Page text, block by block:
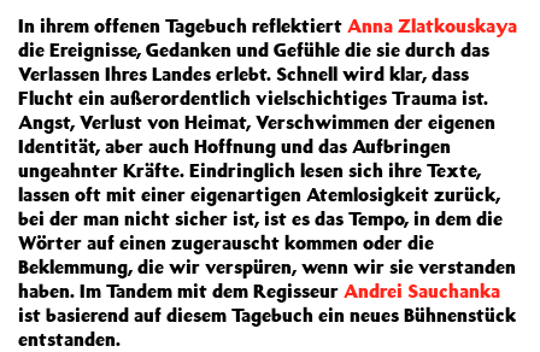
In ihrem offenen Tagebuch reflektiert Anna Zlatkouskaya
die Ereignisse, Gedanken und Gefühle die sie durch das
Verlassen Ihres Landes erlebt. Schnell wird klar, dass
Flucht ein außerordentlich vielschichtiges Trauma ist.
Angst, Verlust von Heimat, Verschwimmen der eigenen
Identität, aber auch Hoffnung und das Aufbringen
ungeahnter Kräfte. Eindringlich lesen sich ihre Texte,
lassen oft mit einer eigenartigen Atemlosigkeit zurück,
bei der man nicht sicher ist, ist es das Tempo, in dem die
Wörter auf einen zugerauscht kommen oder die
Beklemmung, die wir verspüren, wenn wir sie verstanden
haben. Im Tandem mit dem Regisseur Andrei Sauchanka
ist basierend auf diesem Tagebuch ein neues Bühnenstück
entstanden.